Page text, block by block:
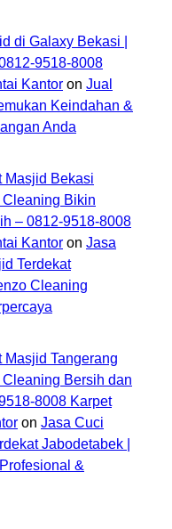
di Galaxy Bekasi |
9518-8008
Kantor on Jual
Keindahan &
Anda
Masjid Bekasi
Cleaning Bikin
– 0812-9518-8008
Kantor on Jasa
Terdekat
Cleaning
Tangerang
Bersih dan
8008 Karpet
on Jasa Cuci
Jabodetabek |
&